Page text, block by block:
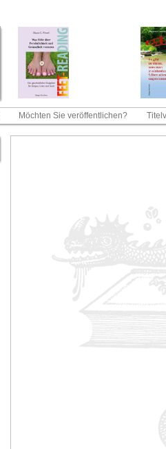
Möchten Sie veröffentlichen?